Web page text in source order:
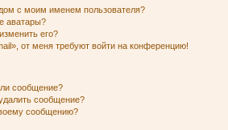
с моим именем пользователя?
аватары?
его?
от меня требуют войти на конференцию!
сообщение?
сообщение?
сообщению?